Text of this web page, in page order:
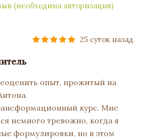
(необходима авторизация)
25 суток назад
опыт, прожитый на
курс. Мне
немного тревожно, когда я
формулировки, но в этом